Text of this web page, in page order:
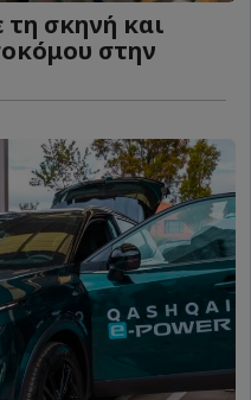
σκηνή και
στην